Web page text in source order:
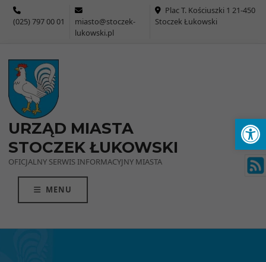
(025) 797 00 01
miasto@stoczek-
lukowski.pl
Plac T. Kościuszki 1 21-450
Stoczek Łukowski
URZĄD MIASTA
STOCZEK ŁUKOWSKI
OFICJALNY SERWIS INFORMACYJNY MIASTA
MENU